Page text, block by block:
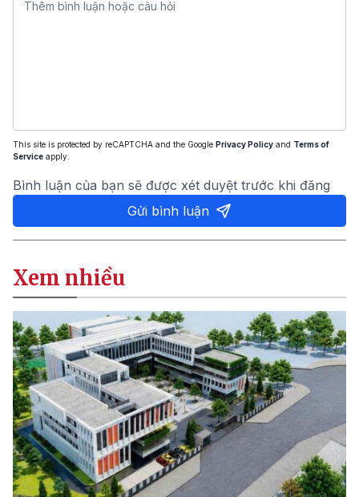
This site is protected by reCAPTCHA and the Google Privacy Policy and Terms of
Service apply.
Bình luận của bạn sẽ được xét duyệt trước khi đăng
Gửi bình luận
Xem nhiều